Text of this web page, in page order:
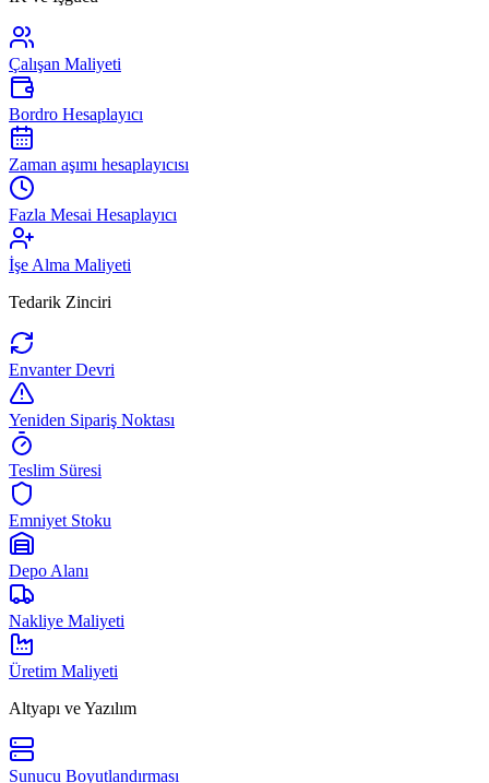
Çalışan Maliyeti
Bordro Hesaplayıcı
Zaman aşımı hesaplayıcısı
Fazla Mesai Hesaplayıcı
İşe Alma Maliyeti
Tedarik Zinciri
Envanter Devri
Yeniden Sipariş Noktası
Teslim Süresi
Emniyet Stoku
Depo Alanı
Nakliye Maliyeti
Üretim Maliyeti
Altyapı ve Yazılım
Sunucu Boyutlandırması